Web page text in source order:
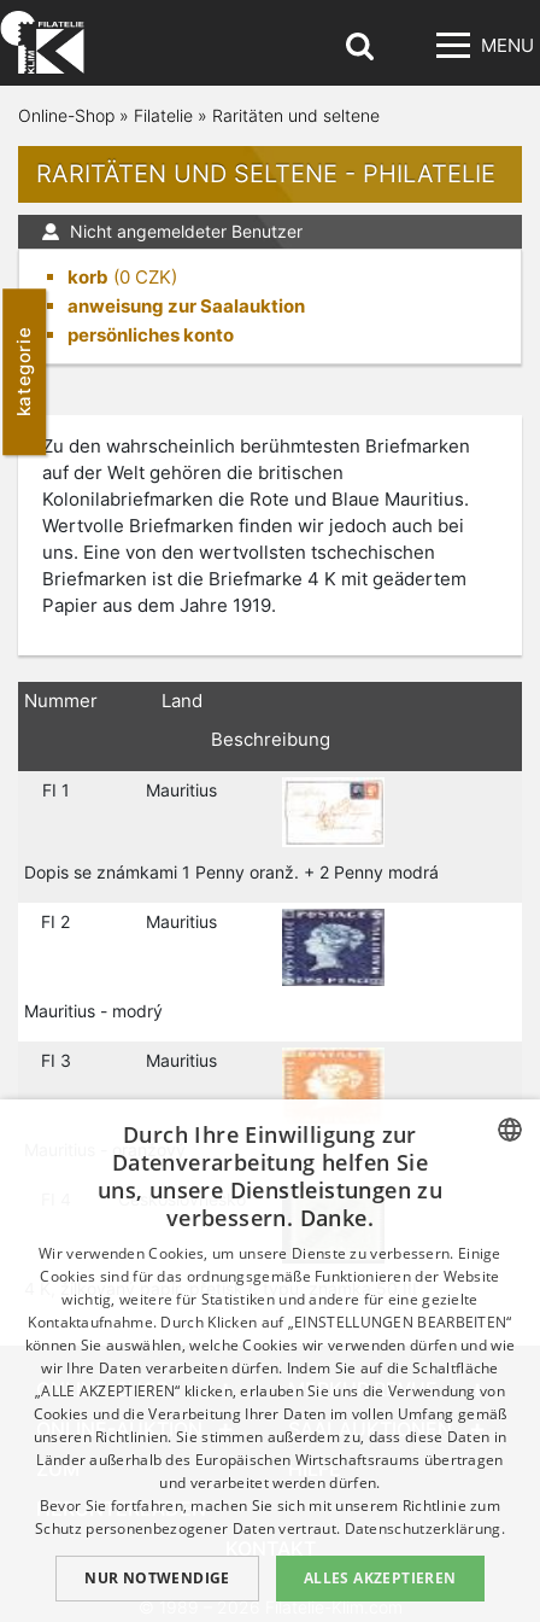
MENU
kategorie
Online-Shop » Filatelie » Raritäten und seltene
RARITÄTEN UND SELTENE - PHILATELIE
Nicht angemeldeter Benutzer
korb (0 CZK)
anweisung zur Saalauktion
persönliches konto
Zu den wahrscheinlich berühmtesten Briefmarken
auf der Welt gehören die britischen
Kolonilabriefmarken die Rote und Blaue Mauritius.
Wertvolle Briefmarken finden wir jedoch auch bei
uns. Eine von den wertvollsten tschechischen
Briefmarken ist die Briefmarke 4 K mit geädertem
Papier aus dem Jahre 1919.
Nummer
Land
Beschreibung
FI 1 Mauritius
Dopis se známkami 1 Penny oranž. + 2 Penny modrá
FI 2 Mauritius
Mauritius - modrý
FI 3 Mauritius
Mauritius - oranžový
Českoslovnesko
4 K, žilkovaný papír, přetisk I. typu, známka 50 III
ONLINE-SHOP
MERKUR REVUE
ONLINE-AUKTION
SAALAUKTIONEN
ZUM
HERUNTERLADEN
HILFE
© 1989 – 2026 Filatelie-Klim.com
ENGLISH
Durch Ihre Einwilligung zur
Datenverarbeitung helfen Sie
uns, unsere Dienstleistungen zu
verbessern. Danke.
Wir verwenden Cookies, um unsere Dienste zu verbessern. Einige
Cookies sind für das ordnungsgemäße Funktionieren der Website
wichtig, weitere für Statistiken und andere für eine gezielte
Kontaktaufnahme. Durch Klicken auf „EINSTELLUNGEN BEARBEITEN“
können Sie auswählen, welche Cookies wir verwenden dürfen und wie
wir Ihre Daten verarbeiten dürfen. Indem Sie auf die Schaltfläche
„ALLE AKZEPTIEREN“ klicken, erlauben Sie uns die Verwendung von
Cookies und die Verarbeitung Ihrer Daten im vollen Umfang gemäß
unseren Richtlinien. Sie stimmen außerdem zu, dass diese Daten in
Länder außerhalb des Europäischen Wirtschaftsraums übertragen
und verarbeitet werden dürfen.
Bevor Sie fortfahren, machen Sie sich mit unserem Richtlinie zum
Schutz personenbezogener Daten vertraut. Datenschutzerklärung.
ALLES AKZEPTIEREN
NUR NOTWENDIGE